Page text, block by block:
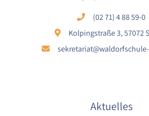
(02 71) 4 88 59-0
Kolpingstraße 3, 57072
Aktuelles
nextcloud